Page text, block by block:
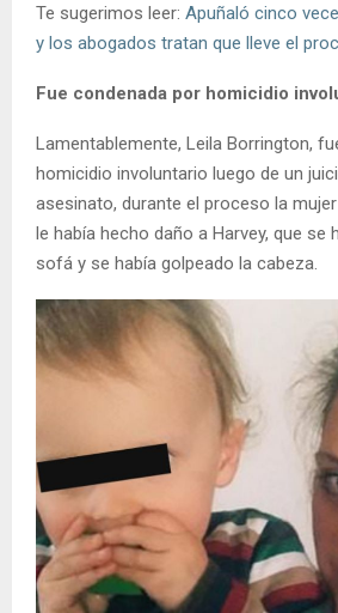
Te sugerimos leer: Apuñaló cinco
y los abogados tratan que lleve el
Fue condenada por homicidio
Lamentablemente, Leila Borrington,
homicidio involuntario luego de un
asesinato, durante el proceso la
le había hecho daño a Harvey, que se
sofá y se había golpeado la cabeza.